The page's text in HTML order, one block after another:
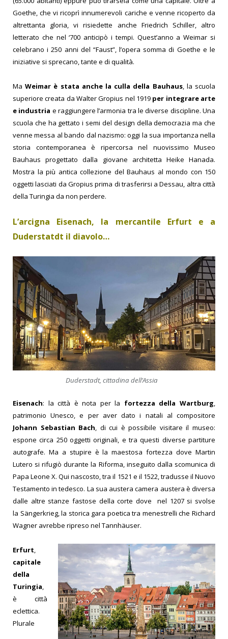
Goethe, che vi ricoprì innumerevoli cariche e venne ricoperto da
altrettanta gloria, vi risiedette anche Friedrich Schiller, altro
letterato che nel ‘700 anticipò i tempi. Quest’anno a Weimar si
celebrano i 250 anni del “Faust”, l’opera somma di Goethe e le
iniziative si sprecano, tante e di qualità.
MaWeimar è stata anche la culla della Bauhaus, la scuola
superiore creata da Walter Gropius nel 1919 per integrare arte
e industria e raggiungere l’armonia tra le diverse discipline. Una
scuola che ha gettato i semi del design della democrazia ma che
venne messa al bando dal nazismo: oggi la sua importanza nella
storia contemporanea è ripercorsa nel nuovissimo Museo
Bauhaus progettato dalla giovane architetta Heike Hanada.
Mostra la più antica collezione del Bauhaus al mondo con 150
oggetti lasciati da Gropius prima di trasferirsi a Dessau, altra città
della Turingia da non perdere.
L’arcigna Eisenach, la mercantile Erfurt e a
Duderstatdt il diavolo…
Duderstadt, cittadina dell’Assia
Eisenach: la città è nota per la fortezza della Wartburg,
patrimonio Unesco, e per aver dato i natali al compositore
Johann Sebastian Bach, di cui è possibile visitare il museo:
espone circa 250 oggetti originali, e tra questi diverse partiture
autografe. Ma a stupire è la maestosa fortezza dove Martin
Lutero si rifugiò durante la Riforma, inseguito dalla scomunica di
Papa Leone X. Qui nascosto, tra il 1521 e il 1522, tradusse il Nuovo
Testamento in tedesco. La sua austera camera austera è diversa
dalle altre stanze fastose della corte dove nel 1207 si svolse
la Sängerkrieg, la storica gara poetica tra menestrelli che Richard
Wagner avrebbe ripreso nel Tannhäuser.
Erfurt,
capitale
della
Turingia,
è città
eclettica.
Plurale